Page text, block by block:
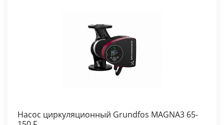
Насос циркуляционный Grundfos MAGNA3 65-